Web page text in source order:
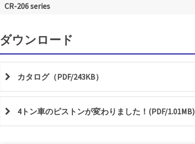
CR-206 series
ダウンロード
カタログ（PDF/243KB）
4トン車のピストンが変わりました！(PDF/1.01MB)